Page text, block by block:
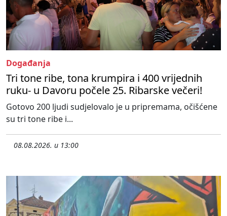
Događanja
Tri tone ribe, tona krumpira i 400 vrijednih
ruku- u Davoru počele 25. Ribarske večeri!
Gotovo 200 ljudi sudjelovalo je u pripremama, očišćene
su tri tone ribe i...
08.08.2026. u 13:00